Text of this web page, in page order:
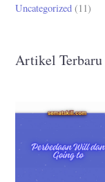
Uncategorized (11)
Artikel Terbaru